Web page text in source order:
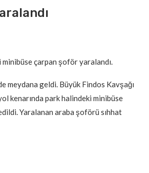
minibüse çarpan şoför yaralandı.
meydana geldi. Büyük Findos Kavşağı
kenarında park halindeki minibüse
Yaralanan araba şoförü sıhhat